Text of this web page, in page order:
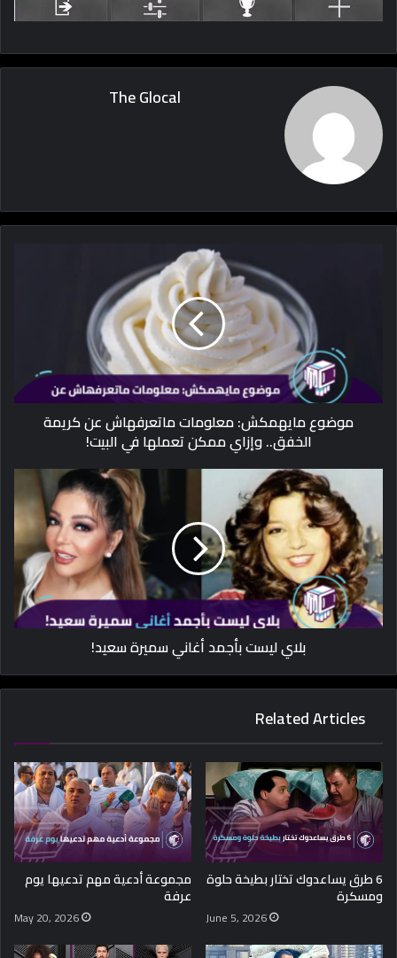
The Glocal
موضوع مايهمكش: معلومات ماتعرفهاش عن كريمة
الخفق.. وإزاي ممكن تعملها في البيت!
بلاي ليست بأجمد أغاني سميرة سعيد!
Related Articles
6 طرق يساعدوك تختار بطيخة حلوة
ومسكرة
June 5, 2026
مجموعة أدعية مهم تدعيها يوم
عرفة
May 20, 2026